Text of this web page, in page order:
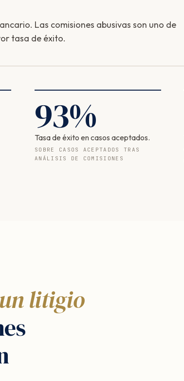
Las comisiones abusivas son uno de
tasa de éxito.
93%
Tasa de éxito en casos aceptados.
SOBRE CASOS ACEPTADOS TRAS
ANÁLISIS DE COMISIONES
un litigio